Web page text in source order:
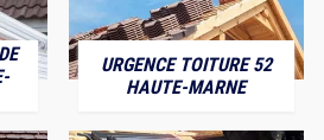
URGENCE TOITURE 52
HAUTE-MARNE